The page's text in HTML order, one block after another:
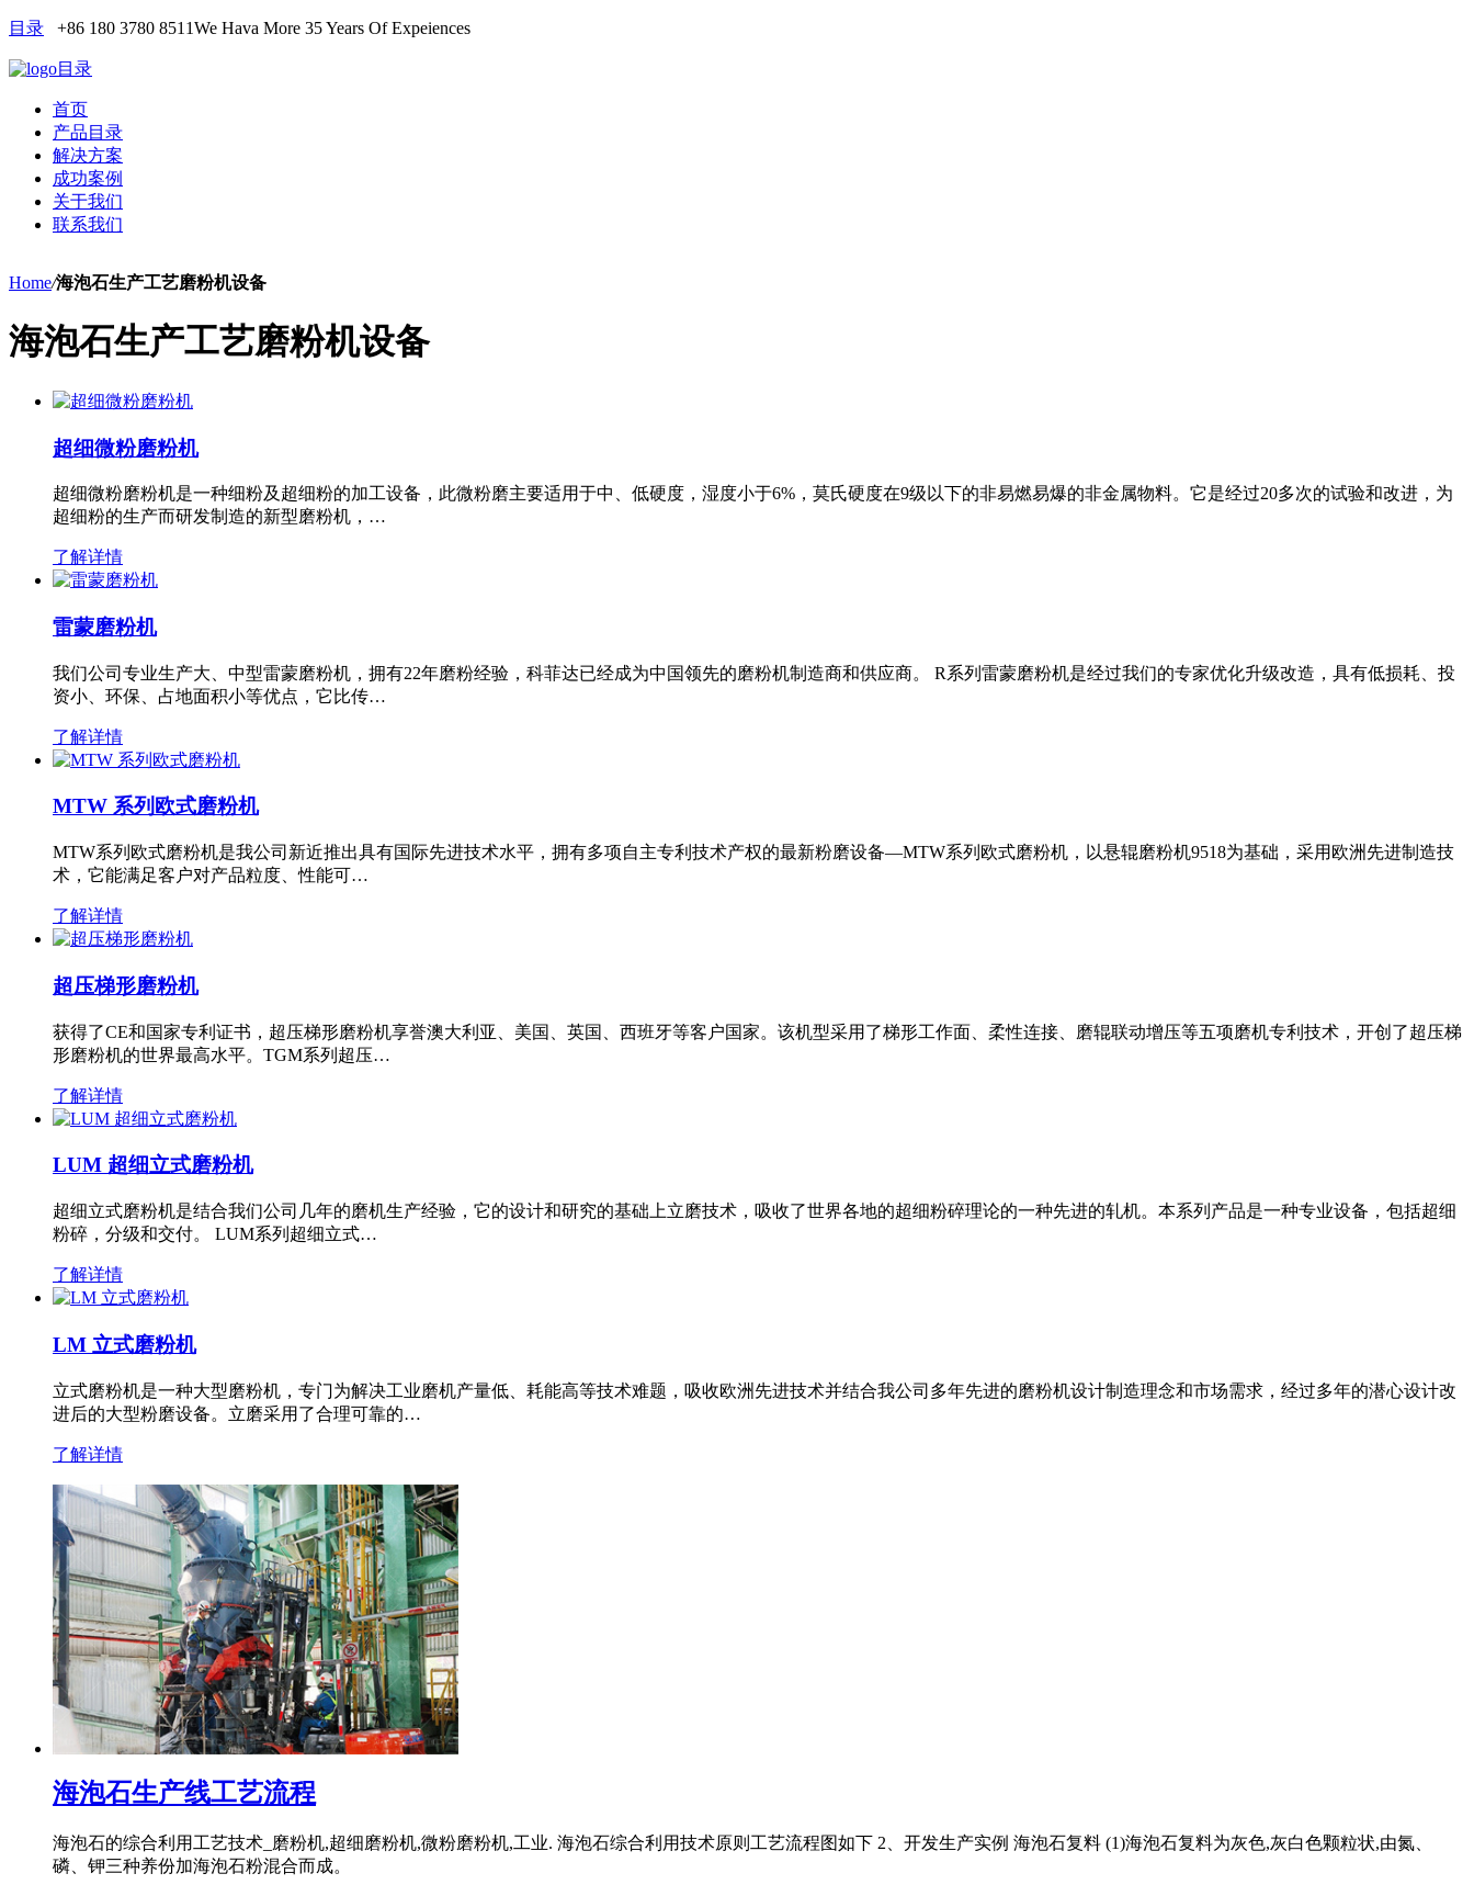
目录 +86 180 3780 8511We Hava More 35 Years Of Expeiences
目录
首页
产品目录
解决方案
成功案例
关于我们
联系我们
Home/海泡石生产工艺磨粉机设备
海泡石生产工艺磨粉机设备
超细微粉磨粉机
超细微粉磨粉机是一种细粉及超细粉的加工设备，此微粉磨主要适用于中、低硬度，湿度小于6%，莫氏硬度在9级以下的非易燃易爆的非金属物料。它是经过20多次的试验和改进，为
超细粉的生产而研发制造的新型磨粉机，…
了解详情
雷蒙磨粉机
我们公司专业生产大、中型雷蒙磨粉机，拥有22年磨粉经验，科菲达已经成为中国领先的磨粉机制造商和供应商。 R系列雷蒙磨粉机是经过我们的专家优化升级改造，具有低损耗、投
资小、环保、占地面积小等优点，它比传…
了解详情
MTW 系列欧式磨粉机
MTW系列欧式磨粉机是我公司新近推出具有国际先进技术水平，拥有多项自主专利技术产权的最新粉磨设备—MTW系列欧式磨粉机，以悬辊磨粉机9518为基础，采用欧洲先进制造技
术，它能满足客户对产品粒度、性能可…
了解详情
超压梯形磨粉机
获得了CE和国家专利证书，超压梯形磨粉机享誉澳大利亚、美国、英国、西班牙等客户国家。该机型采用了梯形工作面、柔性连接、磨辊联动增压等五项磨机专利技术，开创了超压梯
形磨粉机的世界最高水平。TGM系列超压…
了解详情
LUM 超细立式磨粉机
超细立式磨粉机是结合我们公司几年的磨机生产经验，它的设计和研究的基础上立磨技术，吸收了世界各地的超细粉碎理论的一种先进的轧机。本系列产品是一种专业设备，包括超细
粉碎，分级和交付。 LUM系列超细立式…
了解详情
LM 立式磨粉机
立式磨粉机是一种大型磨粉机，专门为解决工业磨机产量低、耗能高等技术难题，吸收欧洲先进技术并结合我公司多年先进的磨粉机设计制造理念和市场需求，经过多年的潜心设计改
进后的大型粉磨设备。立磨采用了合理可靠的…
了解详情
海泡石生产线工艺流程
海泡石的综合利用工艺技术_磨粉机,超细磨粉机,微粉磨粉机,工业. 海泡石综合利用技术原则工艺流程图如下 2、开发生产实例 海泡石复料 (1)海泡石复料为灰色,灰白色颗粒状,由氮、
磷、钾三种养份加海泡石粉混合而成。